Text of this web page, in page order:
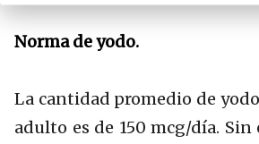
Norma de yodo.
La cantidad promedio de
adulto es de 150 mcg/día. Sin